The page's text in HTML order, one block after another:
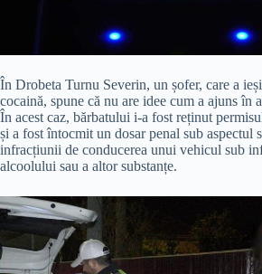
În Drobeta Turnu Severin, un șofer, care a
cocaină, spune că nu are idee cum a ajuns în
În acest caz, bărbatului i-a fost reținut
și a fost întocmit un dosar penal sub aspectul
infracțiunii de conducerea unui vehicul sub
alcoolului sau a altor substanțe.